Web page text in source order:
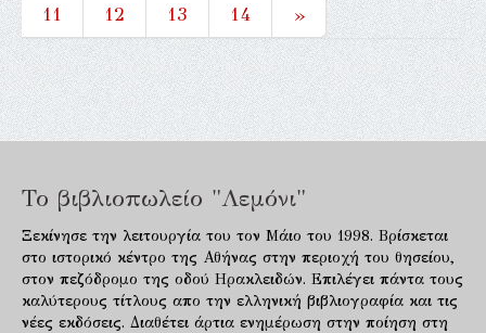
11
12 13 14 »
Το βιβλιοπωλείο "Λεμόνι"
Ξεκίνησε την λειτουργία του τον Μάιο του 1998. Βρίσκεται
στο ιστορικό κέντρο της Αθήνας στην περιοχή του θησείου,
στον πεζόδρομο της οδού Ηρακλειδών. Επιλέγει πάντα τους
καλύτερους τίτλους απο την ελληνική βιβλιογραφία και τις
νέες εκδόσεις. Διαθέτει άρτια ενημέρωση στην ποίηση στη